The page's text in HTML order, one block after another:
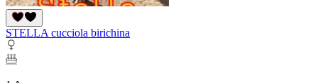
STELLA cucciola birichina